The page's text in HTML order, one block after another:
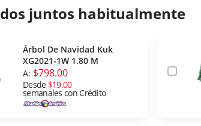
juntos habitualmente
Árbol De Navidad Kuk
XG2021-1W 1.80 M
A: $798.00
Desde $19.00
semanales con Crédito